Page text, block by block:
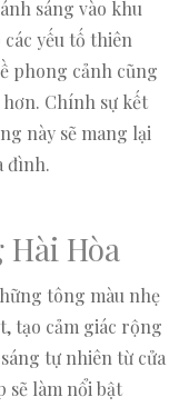
sáng vào khu
yếu tố thiên
phong cảnh cũng
Chính sự kết
này sẽ mang lại
đình.
Hài Hòa
tông màu nhẹ
tạo cảm giác rộng
tự nhiên từ cửa
sẽ làm nổi bật